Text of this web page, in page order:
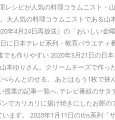
シピが人気の料理コラムニスト
大人気の料理コラムニストである
年4月24日再放送）の「おいしい
に日本テレビ系列・教育バラエテ
も作りやすい 2020年3月21日の
ゆりさん。クリームチーズで作
らんとのせる。 あとはもう1枚
業の記事一覧へ. テレビ番組のサ
でカリカリに揚げ焼きにしたお
ます。 2020年1月11日のtbs系列